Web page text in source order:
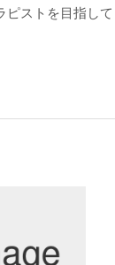
ピストを目指して